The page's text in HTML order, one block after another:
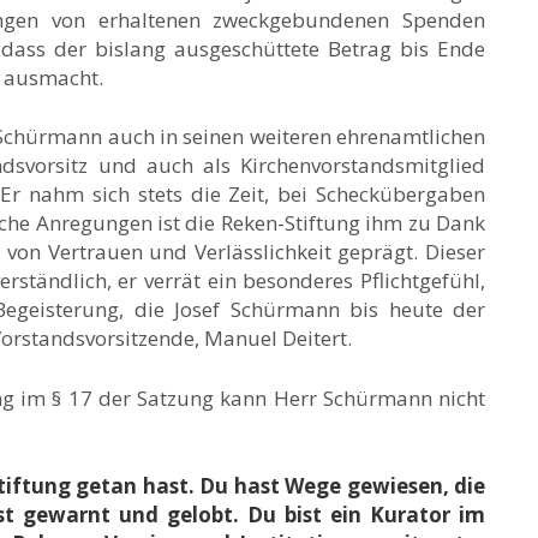
von erhaltenen zweckgebundenen Spenden
der bislang ausgeschüttete Betrag bis Ende
auch in seinen weiteren ehrenamtlichen
und auch als Kirchenvorstandsmitglied
nahm sich stets die Zeit, bei Scheckübergaben
Anregungen ist die Reken-Stiftung ihm zu Dank
Vertrauen und Verlässlichkeit geprägt. Dieser
er verrät ein besonderes Pflichtgefühl,
die Josef Schürmann bis heute der
Manuel Deitert.
im § 17 der Satzung kann Herr Schürmann nicht
getan hast. Du hast Wege gewiesen, die
gewarnt und gelobt. Du bist ein Kurator im